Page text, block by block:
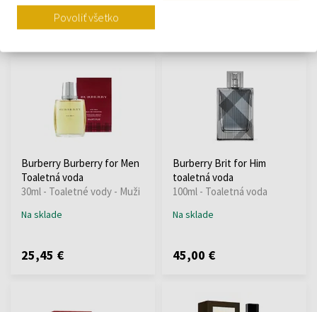
od36,90 €do72,94 €
Burberry Burberry for Men
Toaletná voda
30ml - Toaletné vody - Muži
Na sklade
25,45 €
Burberry Brit for Him
toaletná voda
100ml - Toaletná voda
Na sklade
45,00 €
Povoliť všetko